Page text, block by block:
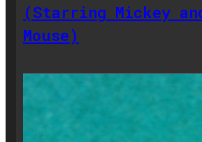
(Starring Mickey
Mouse)